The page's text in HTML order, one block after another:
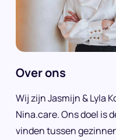
Over ons
Wij zijn Jasmijn & Lyla
Nina.care. Ons doel is
vinden tussen